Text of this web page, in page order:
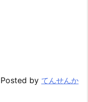
Posted by てんせんか